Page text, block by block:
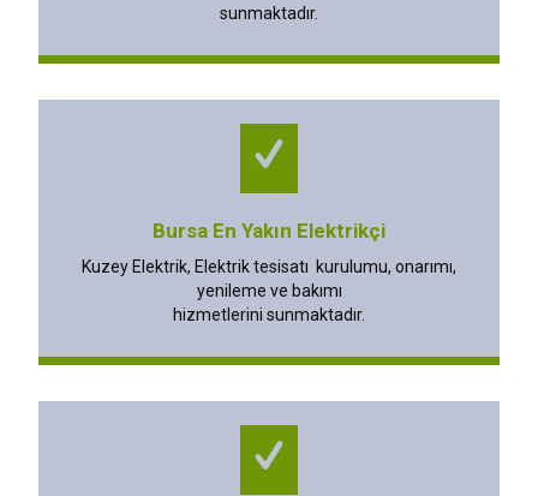
sunmaktadır.
Bursa En Yakın Elektrikçi
Kuzey Elektrik, Elektrik tesisatı kurulumu, onarımı,
yenileme ve bakımı
hizmetlerini sunmaktadır.